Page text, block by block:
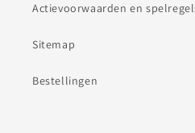
Actievoorwaarden en
Sitemap
Bestellingen